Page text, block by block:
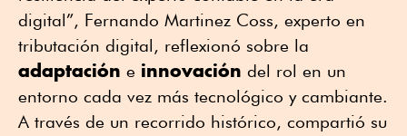
digital”, Fernando Martinez Coss, experto en
tributación digital, reflexionó sobre la
adaptación e innovación del rol en un
entorno cada vez más tecnológico y cambiante.
A través de un recorrido histórico, compartió su